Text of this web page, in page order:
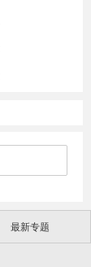
最新专题